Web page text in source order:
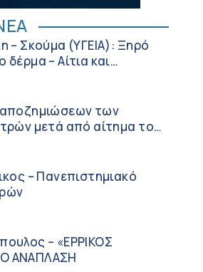
– Σκούμα (ΥΓΕΙΑ): Ξηρό
– Αίτια και
των
μετά από αίτημα του
– Πανεπιστημιακό
– «ΕΡΡΙΚΟΣ
ΑΝΑΠΛΑΣΗ